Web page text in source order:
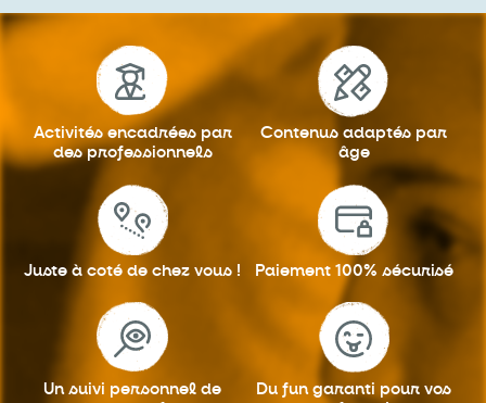
Activités encadrées par
des professionnels
Contenus adaptés par
âge
Juste à coté de chez vous ! Paiement 100% sécurisé
Un suivi personnel de
Du fun garanti pour vos